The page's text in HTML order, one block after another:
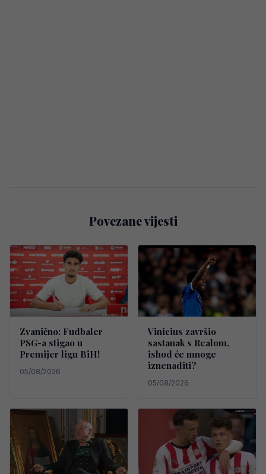
Povezane vijesti
Zvanično: Fudbaler
PSG-a stigao u
Premijer ligu BiH!
05/08/2026
Vinicius završio
sastanak s Realom,
ishod će mnoge
iznenaditi?
05/08/2026